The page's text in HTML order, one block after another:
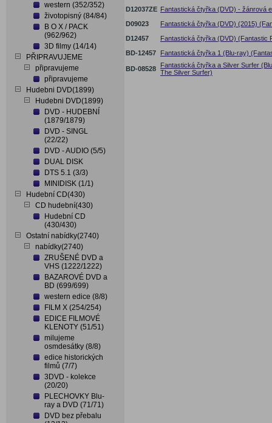
western (352/352)
životopisný (84/84)
B O X / PACK
(962/962)
3D filmy (14/14)
PŘIPRAVUJEME
připravujeme
připravujeme
Hudebni DVD(1899)
Hudebni DVD(1899)
DVD - HUDEBNÍ
(1879/1879)
DVD - SINGL
(22/22)
DVD - AUDIO (5/5)
DUAL DISK
DTS 5.1 (3/3)
MINIDISK (1/1)
Hudební CD(430)
CD hudební(430)
Hudební CD
(430/430)
Ostatní nabídky(2740)
nabídky(2740)
ZRUŠENÉ DVD a
VHS (1222/1222)
BAZAROVÉ DVD a
BD (699/699)
western edice (8/8)
FILM X (254/254)
EDICE FILMOVÉ
KLENOTY (51/51)
milujeme
osmdesátky (8/8)
edice historických
filmů (7/7)
3DVD - kolekce
(20/20)
PLECHOVKY Blu-
ray a DVD (71/71)
DVD bez přebalu
D12037ZE Fantastická čtyřka (DVD) - žánrová
D09023
Fantastická čtyřka (DVD) (2015)
D12457
Fantastická čtyřka (DVD) (Fantastic
BD-12457
Fantastická čtyřka 1 (Blu-ray)
BD-08528
Fantastická čtyřka a Silver Surfer
The Silver Surfer)